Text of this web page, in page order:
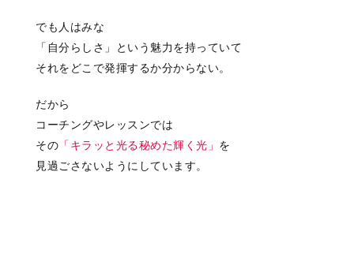
でも人はみな
「自分らしさ」という魅力を持っていて
それをどこで発揮するか分からない。
だから
コーチングやレッスンでは
その 「キラッと光る秘めた輝く光」 を
見過ごさないようにしています。